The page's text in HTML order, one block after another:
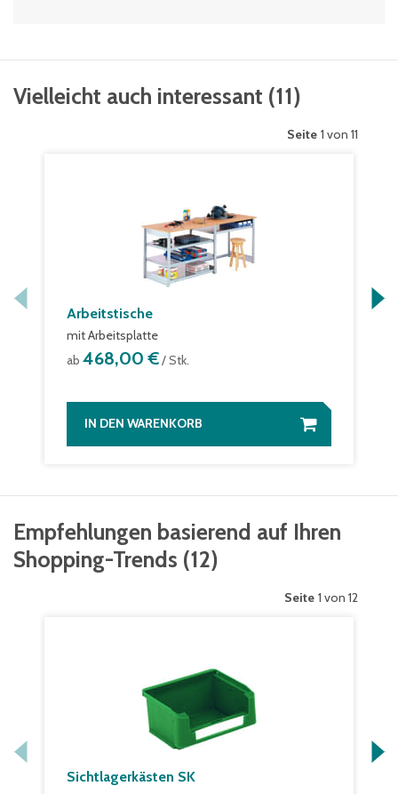
Vielleicht auch interessant (11)
Seite 1 von 11
Arbeitstische
mit Arbeitsplatte
ab 468,00 €/ Stk.
IN DEN WARENKORB
Empfehlungen basierend auf Ihren
Shopping-Trends (12)
Seite 1 von 12
Sichtlagerkästen SK